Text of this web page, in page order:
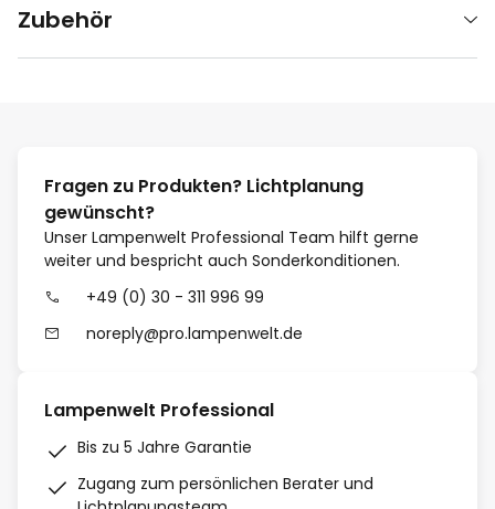
Zubehör
Fragen zu Produkten? Lichtplanung
gewünscht?
Unser Lampenwelt Professional Team hilft gerne
weiter und bespricht auch Sonderkonditionen.
+49 (0) 30 - 311 996 99
noreply@pro.lampenwelt.de
Lampenwelt Professional
Bis zu 5 Jahre Garantie
Zugang zum persönlichen Berater und